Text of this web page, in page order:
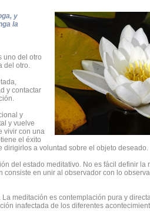
y
la
uno del otro
del otro.
y contactar
y
y vuelve
vivir con una
el éxito
dirigirlos a voluntad sobre el objeto deseado.
del estado meditativo. No es fácil definir la
en unir al observador con lo
meditación es contemplación pura y
inafectada de los diferentes